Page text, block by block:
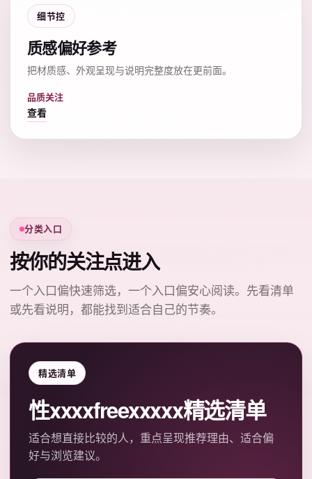
细节控
质感偏好参考
把材质感、外观呈现与说明完整度放在更前面。
品质关注
查看
分类入口
按你的关注点进入
一个入口偏快速筛选，一个入口偏安心阅读。先看清单
或先看说明，都能找到适合自己的节奏。
精选清单
性xxxxfreexxxxx精选清单
适合想直接比较的人，重点呈现推荐理由、适合偏
好与浏览建议。